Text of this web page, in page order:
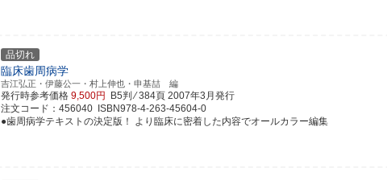
品切れ
臨床歯周病学
吉江弘正・伊藤公一・村上伸也・申基喆 編
発行時参考価格 9,500円 B5判 ⁄ 384頁 2007年3月発行
注文コード：456040 ISBN978-4-263-45604-0
●歯周病学テキストの決定版！ より臨床に密着した内容でオールカラー編集